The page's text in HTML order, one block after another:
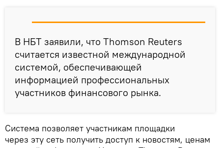
В НБТ заявили, что Thomson Reuters
считается известной международной
системой, обеспечивающей
информацией профессиональных
участников финансового рынка.
Система позволяет участникам площадки
через эту сеть получить доступ к новостям, ценам